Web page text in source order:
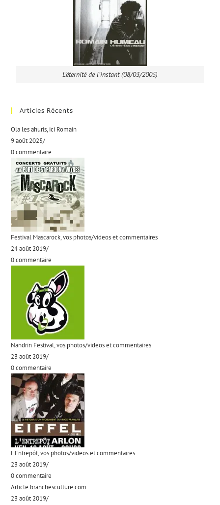
L’éternité de l’instant (08/03/2005)
Articles Récents
Ola les ahuris, ici Romain
9 août 2025/
0 commentaire
Festival Mascarock, vos photos/videos et commentaires
24 août 2019/
0 commentaire
Nandrin Festival, vos photos/videos et commentaires
23 août 2019/
0 commentaire
L’Entrepôt, vos photos/videos et commentaires
23 août 2019/
0 commentaire
Article branchesculture.com
23 août 2019/